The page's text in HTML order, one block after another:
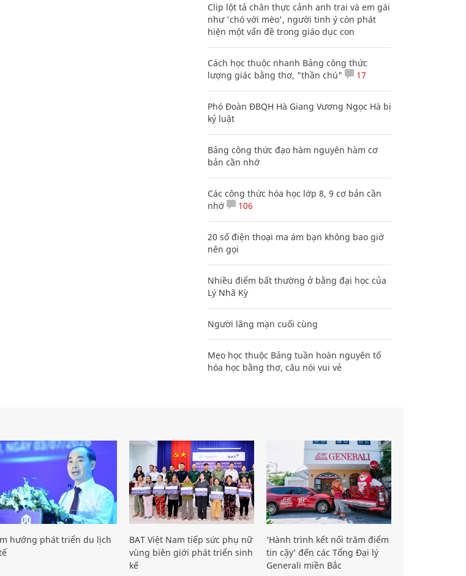
Clip lột tả chân thực cảnh anh trai và em gái
như 'chó với mèo', người tinh ý còn phát
hiện một vấn đề trong giáo dục con
Cách học thuộc nhanh Bảng công thức
lượng giác bằng thơ, "thần chú"
17
Phó Đoàn ĐBQH Hà Giang Vương Ngọc Hà bị
kỷ luật
Bảng công thức đạo hàm nguyên hàm cơ
bản cần nhớ
Các công thức hóa học lớp 8, 9 cơ bản cần
nhớ
106
20 số điện thoại ma ám bạn không bao giờ
nên gọi
Nhiều điểm bất thường ở bằng đại học của
Lý Nhã Kỳ
Người lãng mạn cuối cùng
Mẹo học thuộc Bảng tuần hoàn nguyên tố
hóa học bằng thơ, câu nói vui vẻ
hướng phát triển du lịch
BAT Việt Nam tiếp sức phụ nữ
vùng biên giới phát triển sinh
kế
‘Hành trình kết nối trăm điểm
tin cậy’ đến các Tổng Đại lý
Generali miền Bắc